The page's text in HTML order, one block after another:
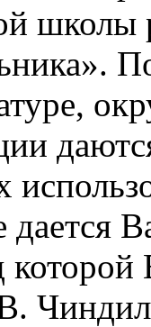
школы